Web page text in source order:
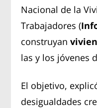
Nacional de la
Trabajadores (
construyan
las y los jóvenes
El objetivo,
desigualdades